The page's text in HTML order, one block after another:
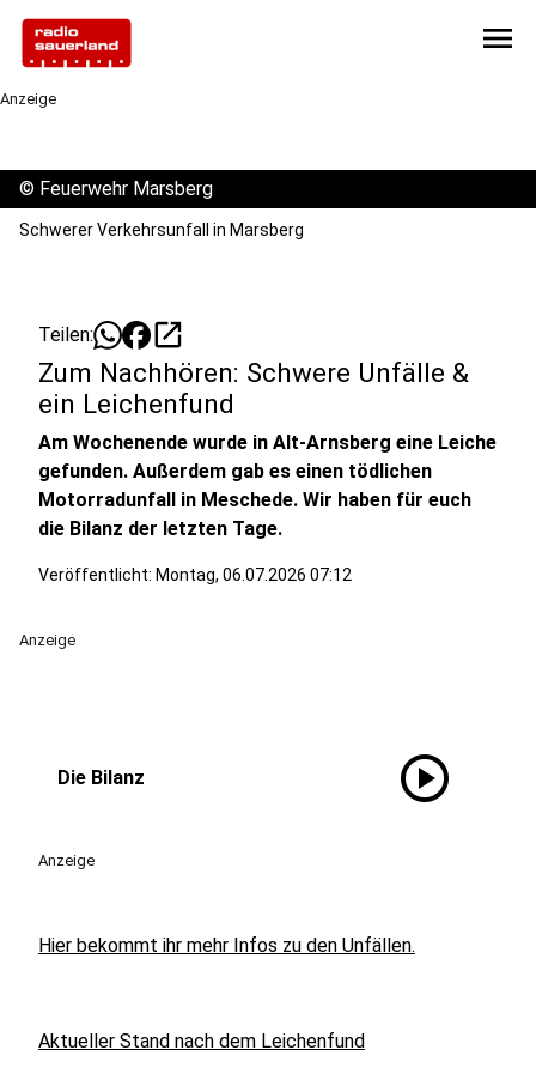
menu
Anzeige
© Feuerwehr Marsberg
Schwerer Verkehrsunfall in Marsberg
Teilen: open_in_new
Zum Nachhören: Schwere Unfälle &
ein Leichenfund
Am Wochenende wurde in Alt-Arnsberg eine Leiche
gefunden. Außerdem gab es einen tödlichen
Motorradunfall in Meschede. Wir haben für euch
die Bilanz der letzten Tage.
Veröffentlicht: Montag, 06.07.2026 07:12
Anzeige
Die Bilanz play_circle
Anzeige
Hier bekommt ihr mehr Infos zu den Unfällen.
Aktueller Stand nach dem Leichenfund